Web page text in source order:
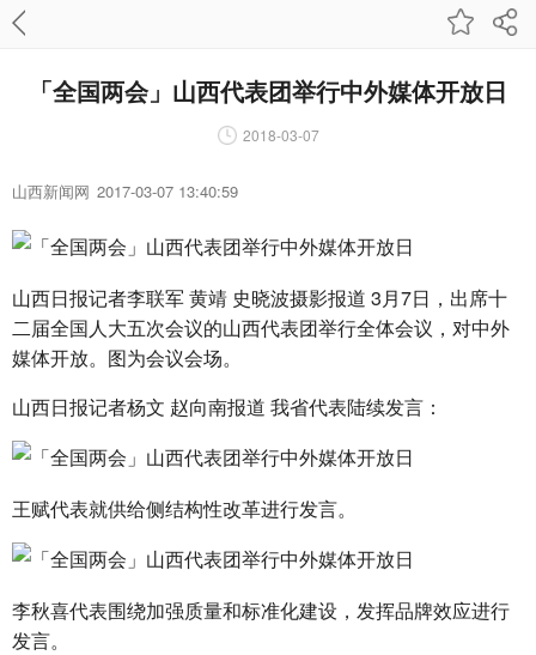
「全国两会」山西代表团举行中外媒体开放日
2018-03-07
山西新闻网 2017-03-07 13:40:59
山西日报记者李联军 黄靖 史晓波摄影报道 3月7日，出席十
二届全国人大五次会议的山西代表团举行全体会议，对中外
媒体开放。图为会议会场。
山西日报记者杨文 赵向南报道 我省代表陆续发言：
王赋代表就供给侧结构性改革进行发言。
李秋喜代表围绕加强质量和标准化建设，发挥品牌效应进行
发言。